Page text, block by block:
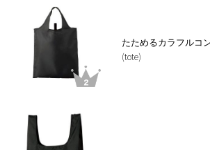
たためるカラフルコ
(tote)